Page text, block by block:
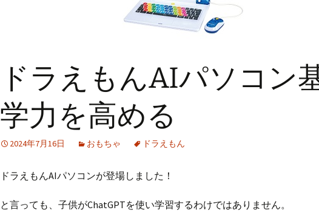
ドラえもんAIパソコン
学力を高める
2024年7月16日 おもちゃ ドラえもん
ドラえもんAIパソコンが登場しました！
と言っても、子供がChatGPTを使い学習するわけではありません。